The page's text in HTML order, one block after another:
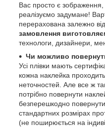
Вас просто є
реалізуємо задумане!
перерахована залежно
замовлення
технологи, дизайнери,
Чи можливо
Усі плівки мають
кожна наклейка
неточностей. Але все ж
потрібно повернути
безперешкодно
стандартних розмірах
(не поширюється на